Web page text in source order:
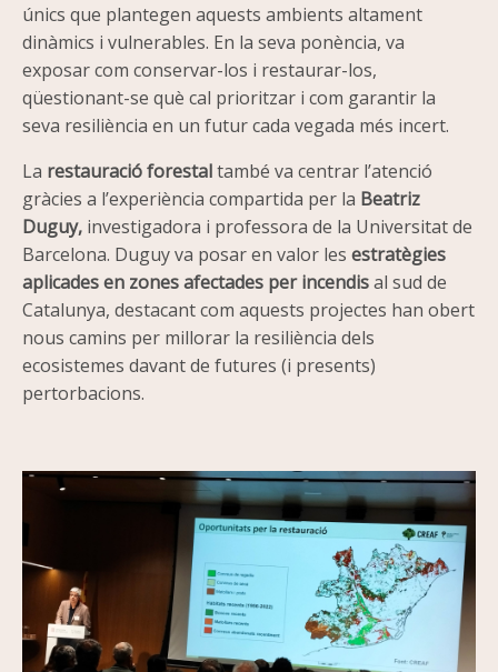
únics que plantegen aquests ambients altament
dinàmics i vulnerables. En la seva ponència, va
exposar com conservar-los i restaurar-los,
qüestionant-se què cal prioritzar i com garantir la
seva resiliència en un futur cada vegada més incert.
La restauració forestaltambé va centrar l’atenció
gràcies a l’experiència compartida per la Beatriz
Duguy, investigadora i professora de la Universitat de
Barcelona. Duguy va posar en valor les estratègies
aplicades en zones afectades per incendisal sud de
Catalunya, destacant com aquests projectes han obert
nous camins per millorar la resiliència dels
ecosistemes davant de futures (i presents)
pertorbacions.
Imatge